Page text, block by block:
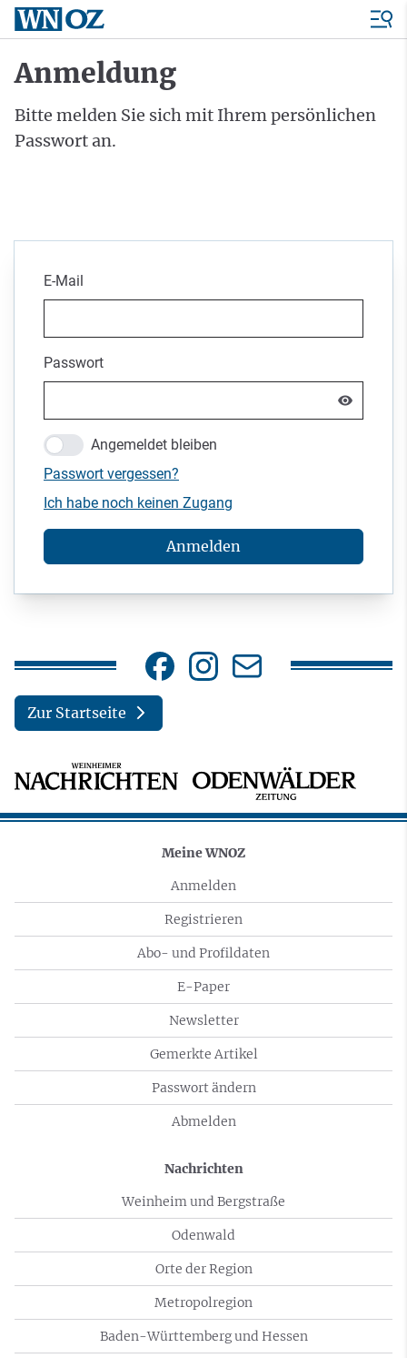
Anmeldung
Bitte melden Sie sich mit Ihrem persönlichen
Passwort an.
E-Mail
Passwort
Angemeldet bleiben
Passwort vergessen?
Ich habe noch keinen Zugang
Anmelden
Zur Startseite
Meine WNOZ
Anmelden
Registrieren
Abo- und Profildaten
E-Paper
Newsletter
Gemerkte Artikel
Passwort ändern
Abmelden
Nachrichten
Weinheim und Bergstraße
Odenwald
Orte der Region
Metropolregion
Baden-Württemberg und Hessen